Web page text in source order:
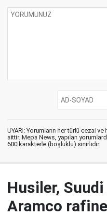
UYARI: Yorumların her türlü cezai
aittir. Mepa News, yapılan
600 karakterle (boşluklu) sınırlıdır.
Husiler,
Aramco